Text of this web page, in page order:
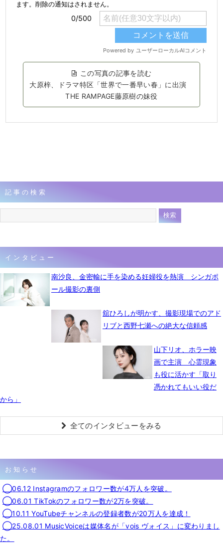
この写真の記事を読む
大原梓、ドラマ特区「世界で一番早い春」に出演
THE RAMPAGE藤原樹の妹役
記事の検索
インタビュー
南沙良、金密輸に手を染める妊婦役を熱演 シンガポ
ール撮影の裏側
舘ひろしが明かす、撮影現場でのアド
リブと西野七瀬への絶大な信頼感
山下リオ、ホラー映
画で主演 心霊現象
も役に活かす「取り
憑かれてもいい役だ
から」
全てのインタビューをみる
お知らせ
◯06.12 Instagramのフォロワー数が4万人を突破。
◯06.01 TikTokのフォロワー数が2万を突破。
◯10.11 YouTubeチャンネルの登録者数が20万人を達成！
◯25.08.01 MusicVoiceは媒体名が「vois ヴォイス」に変わりまし
た。